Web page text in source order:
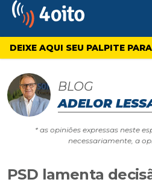
4oito
DEIXE AQUI SEU PALPITE
BLOG
ADELOR
* as opiniões expressas neste
necessariamente, a
PSD lamenta